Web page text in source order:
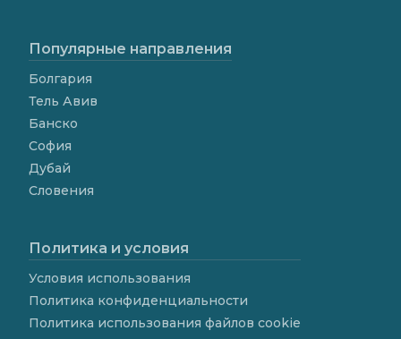
Популярные направления
Болгария
Тель Авив
Банско
София
Дубай
Словения
Политика и условия
Условия использования
Политика конфиденциальности
Политика использования файлов cookie